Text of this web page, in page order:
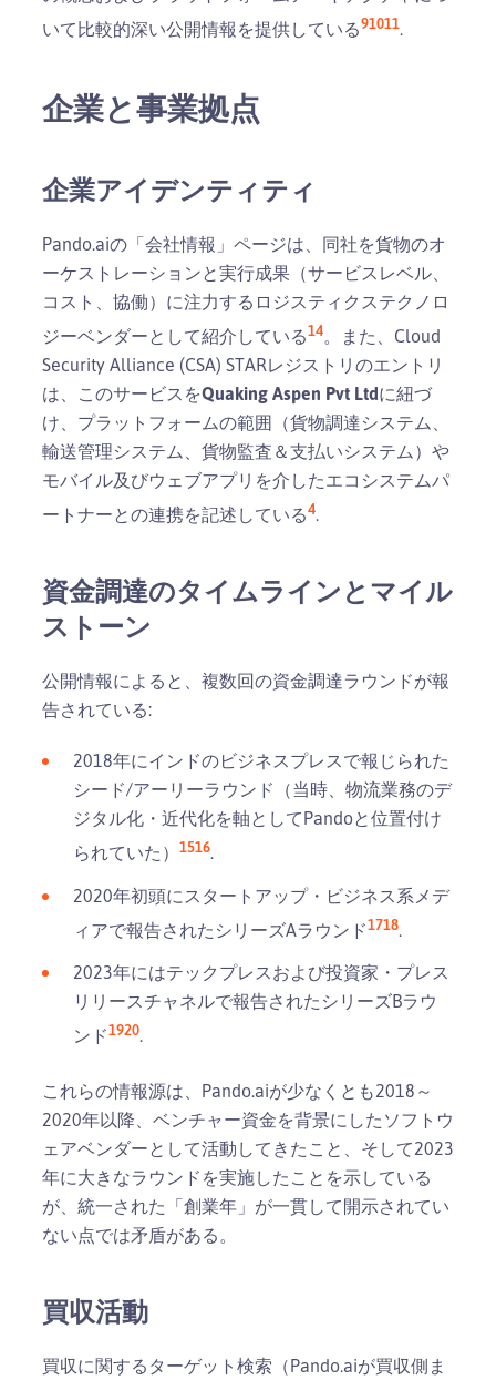
いて比較的深い公開情報を提供している91011.
企業と事業拠点
企業アイデンティティ
Pando.aiの「会社情報」ページは、同社を貨物のオ
ーケストレーションと実行成果（サービスレベル、
コスト、協働）に注力するロジスティクステクノロ
ジーベンダーとして紹介している14。また、Cloud
Security Alliance (CSA) STARレジストリのエントリ
は、このサービスをQuaking Aspen Pvt Ltdに紐づ
け、プラットフォームの範囲（貨物調達システム、
輸送管理システム、貨物監査＆支払いシステム）や
モバイル及びウェブアプリを介したエコシステムパ
ートナーとの連携を記述している4.
資金調達のタイムラインとマイル
ストーン
公開情報によると、複数回の資金調達ラウンドが報
告されている:
2018年にインドのビジネスプレスで報じられた
シード/アーリーラウンド（当時、物流業務のデ
ジタル化・近代化を軸としてPandoと位置付け
られていた） 1516.
2020年初頭にスタートアップ・ビジネス系メデ
ィアで報告されたシリーズAラウンド1718.
2023年にはテックプレスおよび投資家・プレス
リリースチャネルで報告されたシリーズBラウ
ンド1920.
これらの情報源は、Pando.aiが少なくとも2018～
2020年以降、ベンチャー資金を背景にしたソフトウ
ェアベンダーとして活動してきたこと、そして2023
年に大きなラウンドを実施したことを示している
が、統一された「創業年」が一貫して開示されてい
ない点では矛盾がある。
買収活動
買収に関するターゲット検索（Pando.aiが買収側ま